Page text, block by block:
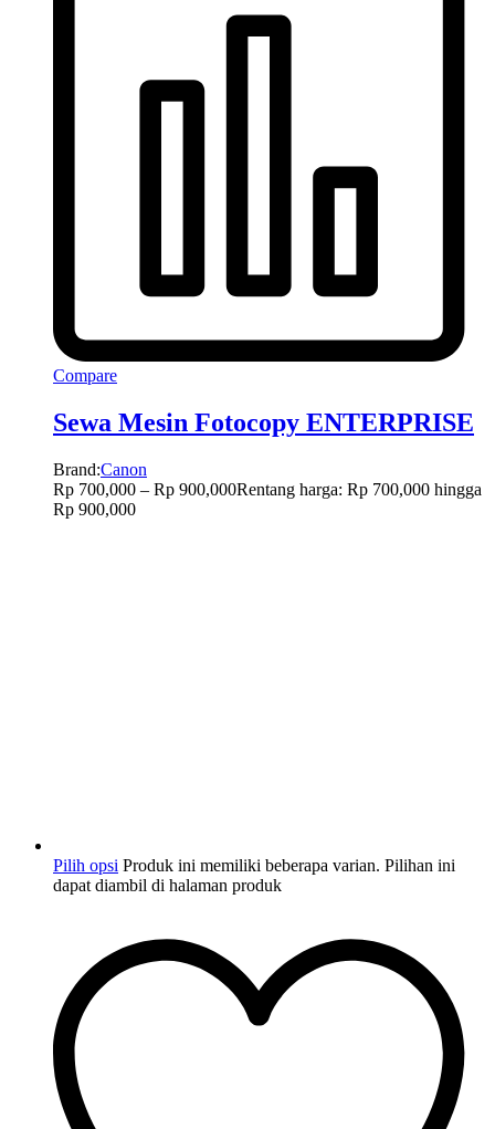
Compare
Sewa Mesin Fotocopy ENTERPRISE
Brand:Canon
Rp 700,000 – Rp 900,000Rentang harga: Rp 700,000 hingga
Rp 900,000
Pilih opsi Produk ini memiliki beberapa varian. Pilihan ini
dapat diambil di halaman produk